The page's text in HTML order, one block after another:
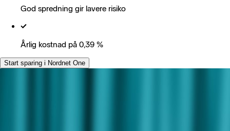
God spredning gir lavere risiko
Årlig kostnad på 0,39 %
Start sparing i Nordnet One